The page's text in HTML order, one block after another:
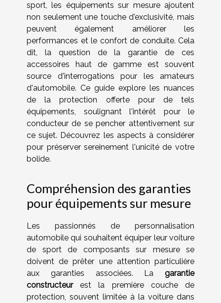
sport, les équipements sur mesure ajoutent
non seulement une touche d'exclusivité, mais
peuvent également améliorer les
performances et le confort de conduite. Cela
dit, la question de la garantie de ces
accessoires haut de gamme est souvent
source d'interrogations pour les amateurs
d'automobile. Ce guide explore les nuances
de la protection offerte pour de tels
équipements, soulignant l'intérêt pour le
conducteur de se pencher attentivement sur
ce sujet. Découvrez les aspects à considérer
pour préserver sereinement l'unicité de votre
bolide.
Compréhension des garanties
pour équipements sur mesure
Les passionnés de personnalisation
automobile qui souhaitent équiper leur voiture
de sport de composants sur mesure se
doivent de prêter une attention particulière
aux garanties associées. La garantie
constructeurest la première couche de
protection, souvent limitée à la voiture dans